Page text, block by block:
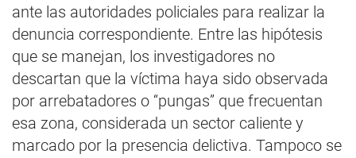
ante las autoridades policiales para realizar la
denuncia correspondiente. Entre las hipótesis
que se manejan, los investigadores no
descartan que la víctima haya sido observada
por arrebatadores o “pungas” que frecuentan
esa zona, considerada un sector caliente y
marcado por la presencia delictiva. Tampoco se